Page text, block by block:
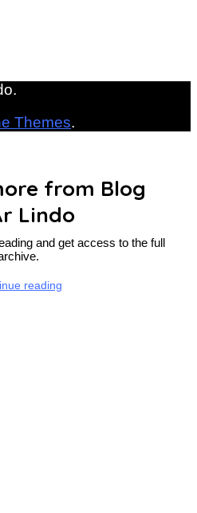
Themes.
from Blog
Lindo
and get access to the full
reading